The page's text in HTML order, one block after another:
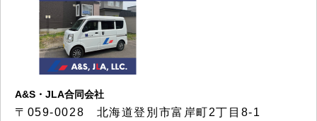
A&S・JLA合同会社
〒 059-0028 北海道登別市富岸町2丁目 8-1